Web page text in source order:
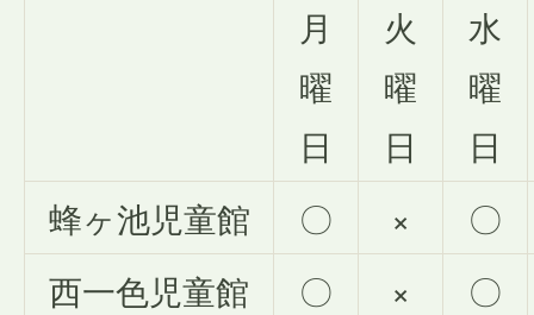
月
曜
日
火
曜
日
水
曜
日
蜂ヶ池児童館
〇 ×
〇
西一色児童館
〇 ×
〇